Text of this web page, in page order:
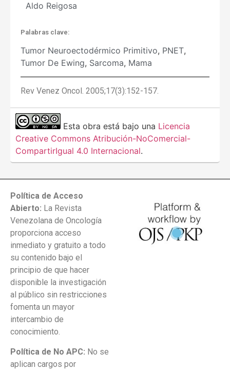
Aldo Reigosa
Palabras clave:
Tumor Neuroectodérmico Primitivo, PNET,
Tumor De Ewing, Sarcoma, Mama
Rev Venez Oncol. 2005;17(3):152-157.
Esta obra está bajo una Licencia
Creative Commons Atribución-NoComercial-
CompartirIgual 4.0 Internacional.
Política de Acceso
Abierto: La Revista
Venezolana de Oncología
proporciona acceso
inmediato y gratuito a todo
su contenido bajo el
principio de que hacer
disponible la investigación
al público sin restricciones
fomenta un mayor
intercambio de
conocimiento.
Política de No APC: No se
aplican cargos por